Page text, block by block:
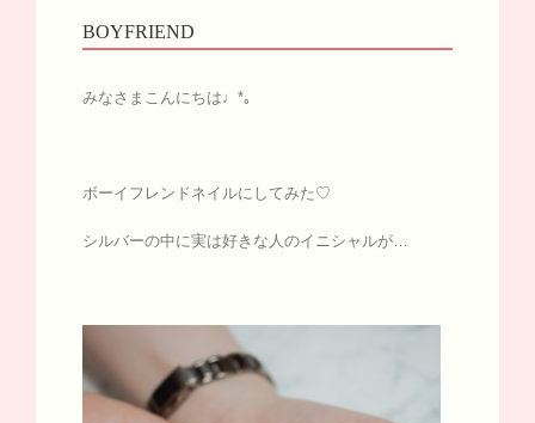
BOYFRIEND
みなさまこんにちは♩*｡
ボーイフレンドネイルにしてみた♡
シルバーの中に実は好きな人のイニシャルが…